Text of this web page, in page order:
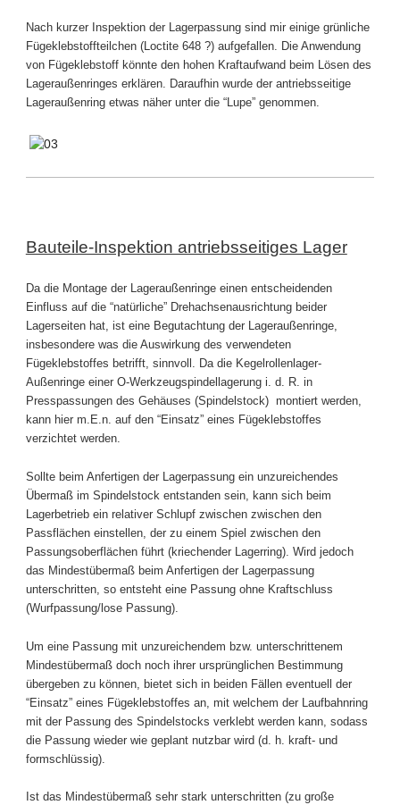
Nach kurzer Inspektion der Lagerpassung sind mir einige grünliche
Fügeklebstoffteilchen (Loctite 648 ?) aufgefallen. Die Anwendung
von Fügeklebstoff könnte den hohen Kraftaufwand beim Lösen des
Lageraußenringes erklären. Daraufhin wurde der antriebsseitige
Lageraußenring etwas näher unter die “Lupe” genommen.
Bauteile-Inspektion antriebsseitiges Lager
Da die Montage der Lageraußenringe einen entscheidenden
Einfluss auf die “natürliche” Drehachsenausrichtung beider
Lagerseiten hat, ist eine Begutachtung der Lageraußenringe,
insbesondere was die Auswirkung des verwendeten
Fügeklebstoffes betrifft, sinnvoll. Da die Kegelrollenlager-
Außenringe einer O-Werkzeugspindellagerung i. d. R. in
Presspassungen des Gehäuses (Spindelstock) montiert werden,
kann hier m.E.n. auf den “Einsatz” eines Fügeklebstoffes
verzichtet werden.
Sollte beim Anfertigen der Lagerpassung ein unzureichendes
Übermaß im Spindelstock entstanden sein, kann sich beim
Lagerbetrieb ein relativer Schlupf zwischen zwischen den
Passflächen einstellen, der zu einem Spiel zwischen den
Passungsoberflächen führt (kriechender Lagerring). Wird jedoch
das Mindestübermaß beim Anfertigen der Lagerpassung
unterschritten, so entsteht eine Passung ohne Kraftschluss
(Wurfpassung/lose Passung).
Um eine Passung mit unzureichendem bzw. unterschrittenem
Mindestübermaß doch noch ihrer ursprünglichen Bestimmung
übergeben zu können, bietet sich in beiden Fällen eventuell der
“Einsatz” eines Fügeklebstoffes an, mit welchem der Laufbahnring
mit der Passung des Spindelstocks verklebt werden kann, sodass
die Passung wieder wie geplant nutzbar wird (d. h. kraft- und
formschlüssig).
Ist das Mindestübermaß sehr stark unterschritten (zu große